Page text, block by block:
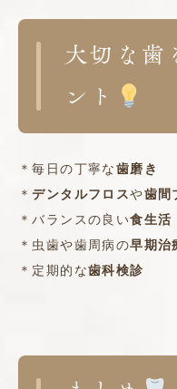
大切な歯
ント
＊毎日の丁寧な歯磨き
＊デンタルフロスや歯間
＊バランスの良い食生活
＊虫歯や歯周病の早期治
＊定期的な歯科検診